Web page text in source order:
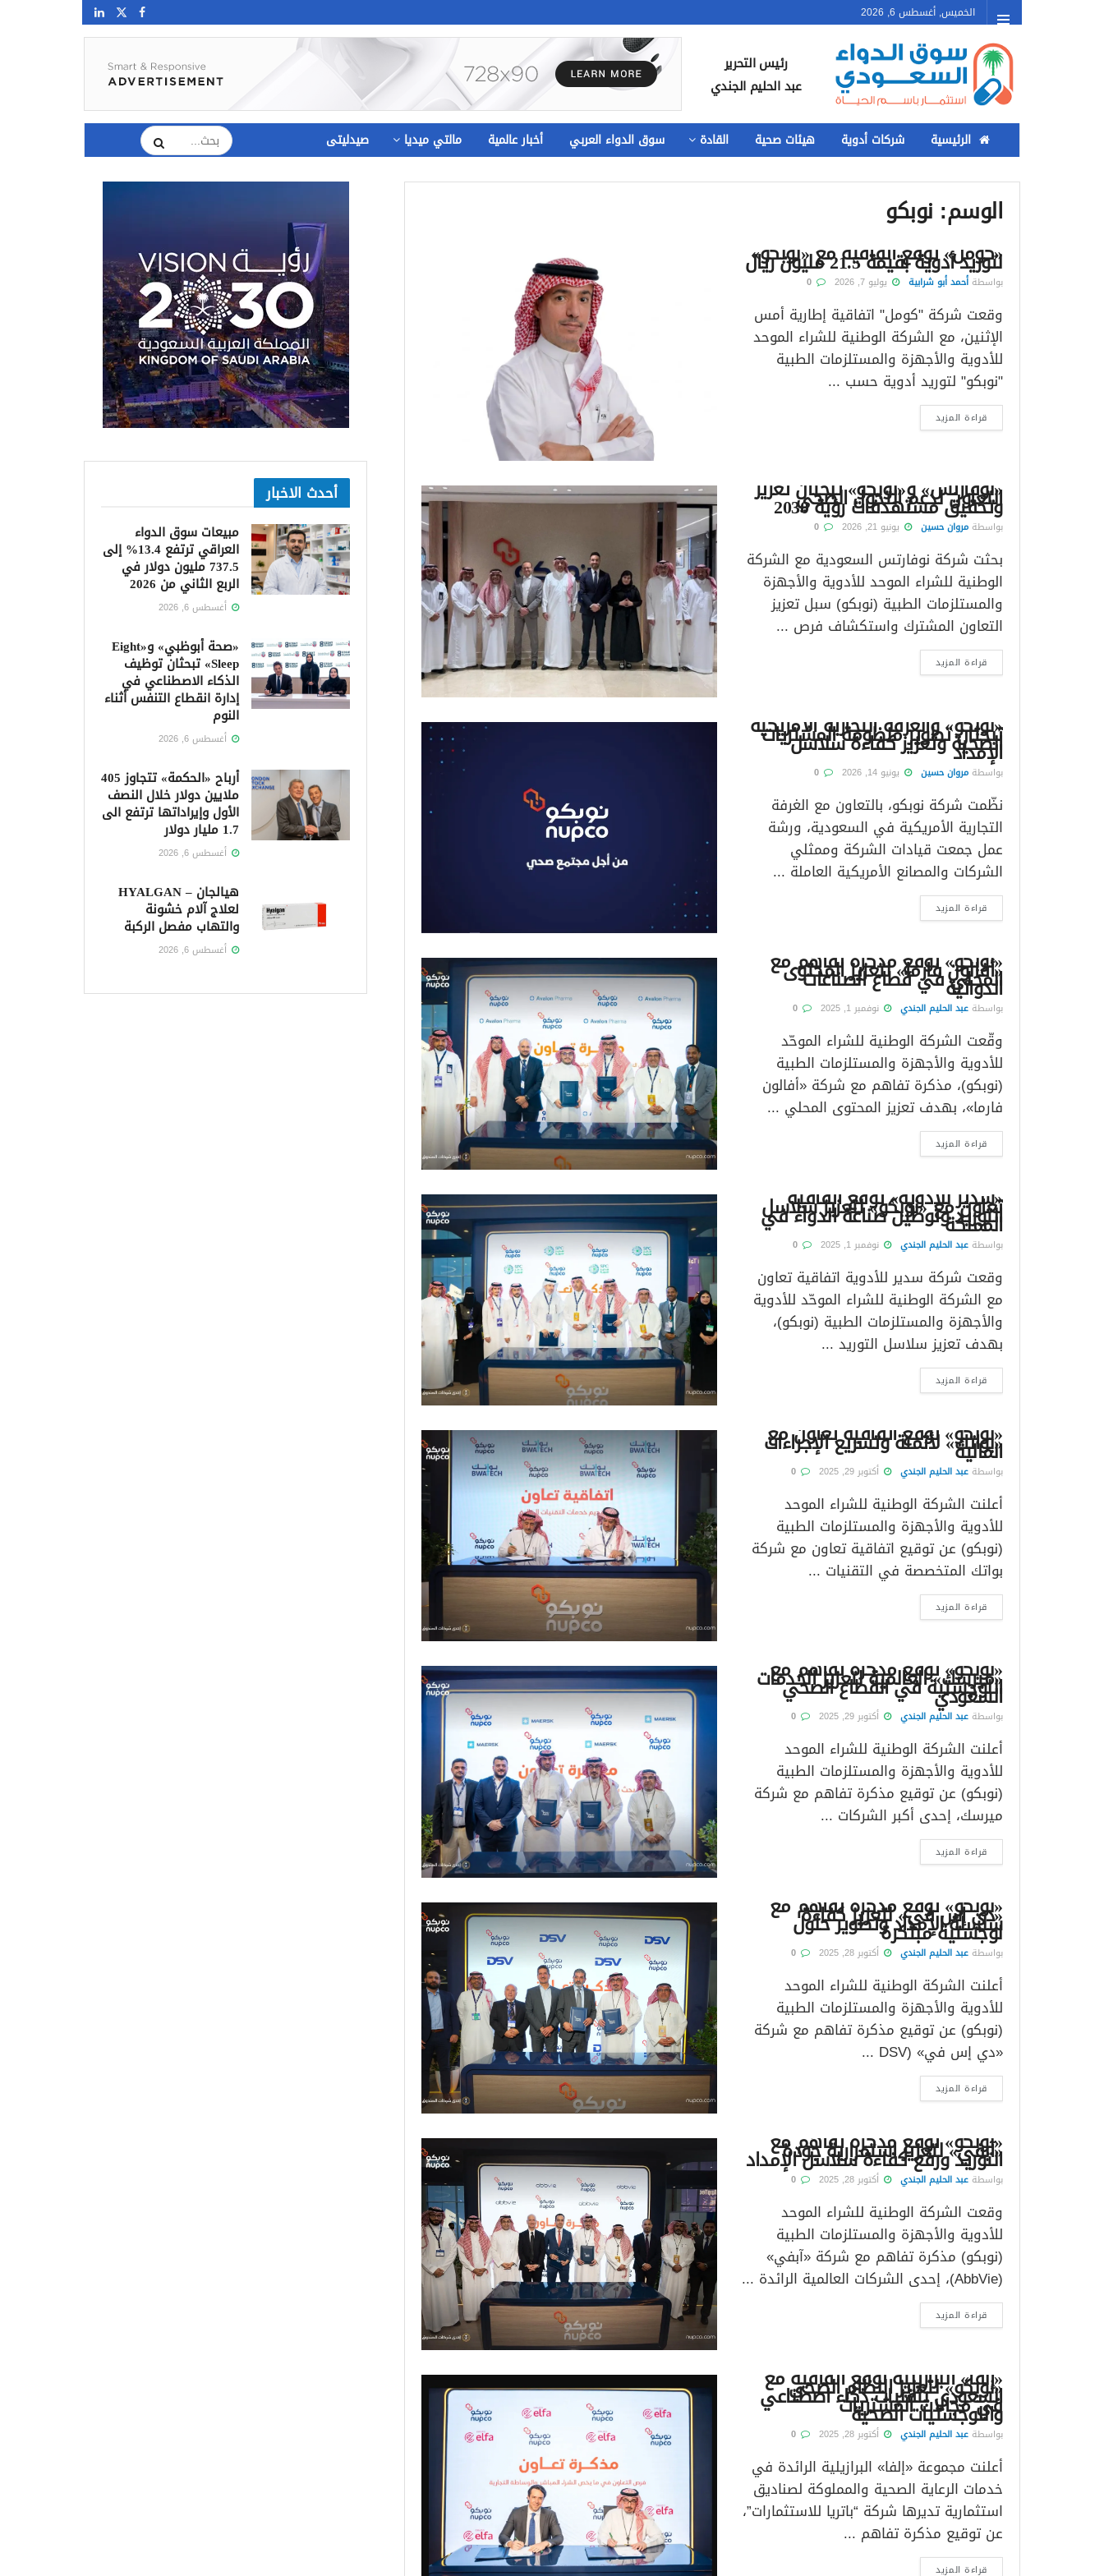
الخميس, أغسطس 6, 2026
رئيس التحرير
عبد الحليم الجندي
الرئيسية شركات أدوية هيئات صحية القادة سوق الدواء العربي أخبار عالمية مالتي ميديا صيدليتى
الوسم: نوبكو
«كومل» توقع اتفاقية مع «نوبكو»
لتوريد أدوية بقيمة 21.5 مليون ريال
بواسطة أحمد أبو شرابية يوليو 7, 2026
وقعت شركة "كومل" اتفاقية إطارية أمس
الإثنين، مع الشركة الوطنية للشراء الموحد
للأدوية والأجهزة والمستلزمات الطبية
"نوبكو" لتوريد أدوية حسب ...
قراءة المزيد
«نوفارتس» و«نوبكو» تبحثان تعزيز
التعاون لدعم التحول الصحي
وتحقيق مستهدفات رؤية 2030
بواسطة مروان حسين يونيو 21, 2026
بحثت شركة نوفارتس السعودية مع الشركة
الوطنية للشراء الموحد للأدوية والأجهزة
والمستلزمات الطبية (نوبكو) سبل تعزيز
التعاون المشترك واستكشاف فرص ...
قراءة المزيد
«نوبكو» والغرفة التجارية الأمريكية
تبحثان تطوير منظومة المشتريات
الصحية وتعزيز كفاءة سلاسل
الإمداد
بواسطة مروان حسين يونيو 14, 2026
نظّمت شركة نوبكو، بالتعاون مع الغرفة
التجارية الأمريكية في السعودية، ورشة
عمل جمعت قيادات الشركة وممثلي
الشركات والمصانع الأمريكية العاملة ...
قراءة المزيد
«نوبكو» توقع مذكرة تفاهم مع
«أفالون فارما» لتعزيز المحتوى
المحلي في قطاع الصناعات
الدوائية
بواسطة عبد الحليم الجندي نوفمبر 1, 2025
وقّعت الشركة الوطنية للشراء الموحّد
للأدوية والأجهزة والمستلزمات الطبية
(نوبكو)، مذكرة تفاهم مع شركة «أفالون
فارما»، بهدف تعزيز المحتوى المحلي ...
قراءة المزيد
«سدير للأدوية» توقع اتفاقية
تعاون مع «نوبكو» لتعزيز سلاسل
التوريد وتوطين صناعة الدواء في
المملكة
بواسطة عبد الحليم الجندي نوفمبر 1, 2025
وقعت شركة سدير للأدوية اتفاقية تعاون
مع الشركة الوطنية للشراء الموحّد للأدوية
والأجهزة والمستلزمات الطبية (نوبكو)،
بهدف تعزيز سلاسل التوريد ...
قراءة المزيد
«نوبكو» توقع اتفاقية تعاون مع
«بواتك» لأتمتة وتسريع الإجراءات
المالية
بواسطة عبد الحليم الجندي أكتوبر 29, 2025
أعلنت الشركة الوطنية للشراء الموحد
للأدوية والأجهزة والمستلزمات الطبية
(نوبكو) عن توقيع اتفاقية تعاون مع شركة
بواتك المتخصصة في التقنيات ...
قراءة المزيد
«نوبكو» توقع مذكرة تفاهم مع
«ميرسك» العالمية لتعزيز الخدمات
اللوجستية في القطاع الصحي
السعودي
بواسطة عبد الحليم الجندي أكتوبر 29, 2025
أعلنت الشركة الوطنية للشراء الموحد
للأدوية والأجهزة والمستلزمات الطبية
(نوبكو) عن توقيع مذكرة تفاهم مع شركة
ميرسك، إحدى أكبر الشركات ...
قراءة المزيد
«نوبكو» توقع مذكرة تفاهم مع
«دي إس في» لتعزيز كفاءة
سلسلة الإمداد وتطوير حلول
لوجستية مبتكرة
بواسطة عبد الحليم الجندي أكتوبر 28, 2025
أعلنت الشركة الوطنية للشراء الموحد
للأدوية والأجهزة والمستلزمات الطبية
(نوبكو) عن توقيع مذكرة تفاهم مع شركة
«دي إس في» (DSV ...
قراءة المزيد
«نوبكو» توقع مذكرة تفاهم مع
«آبفي» لتعزيز استمرارية جودة
التوريد ورفع كفاءة سلاسل الإمداد
بواسطة عبد الحليم الجندي أكتوبر 28, 2025
وقعت الشركة الوطنية للشراء الموحد
للأدوية والأجهزة والمستلزمات الطبية
(نوبكو) مذكرة تفاهم مع شركة «آبفي»
(AbbVie)، إحدى الشركات العالمية الرائدة ...
قراءة المزيد
«إلفا» البرازيلية توقع اتفاقية مع
«نوبكو» لتعزيز النظام الصحي
السعودي بتقنيات ذكاء اصطناعي
في مجالات المشتريات
واللوجستيات الصحية
بواسطة عبد الحليم الجندي أكتوبر 28, 2025
أعلنت مجموعة «إلفا» البرازيلية الرائدة في
خدمات الرعاية الصحية والمملوكة لصناديق
استثمارية تديرها شركة “باتريا للاستثمارات”،
عن توقيع مذكرة تفاهم ...
قراءة المزيد
أحدث الاخبار
مبيعات سوق الدواء
العراقي ترتفع 13.4% إلى
737.5 مليون دولار في
الربع الثاني من 2026
أغسطس 6, 2026
«صحة أبوظبي» و«Eight
Sleep» تبحثان توظيف
الذكاء الاصطناعي في
إدارة انقطاع التنفس أثناء
النوم
أغسطس 6, 2026
أرباح «الحكمة» تتجاوز 405
ملايين دولار خلال النصف
الأول وإيراداتها ترتفع الى
1.7 مليار دولار
أغسطس 6, 2026
هيالجان – HYALGAN
لعلاج آلام خشونة
والتهاب مفصل الركبة
أغسطس 6, 2026